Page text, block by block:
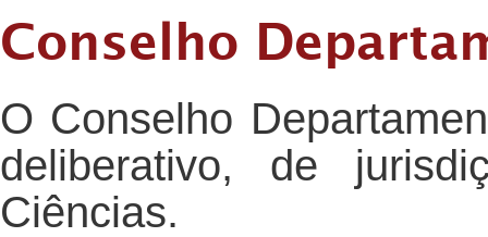
Conselho
O Conselho
deliberativo, de
Ciências.